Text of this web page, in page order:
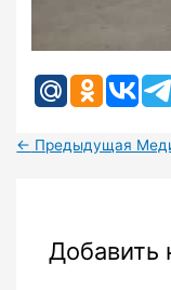
← Предыдущая
Добавить